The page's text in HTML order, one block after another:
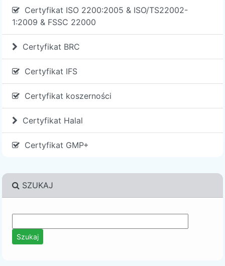
Certyfikat ISO 2200:2005 & ISO/TS22002-
1:2009 & FSSC 22000
Certyfikat BRC
Certyfikat IFS
Certyfikat koszerności
Certyfikat Halal
Certyfikat GMP+
SZUKAJ